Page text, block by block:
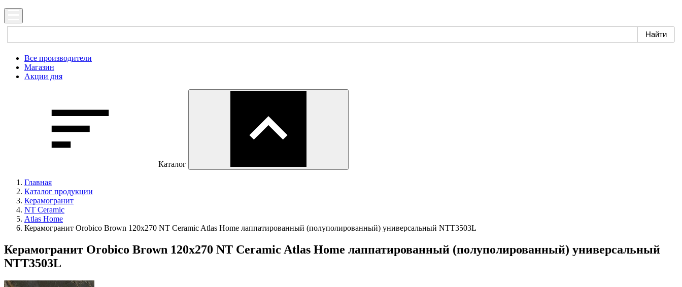
Все производители
Магазин
Акции дня
Каталог
Главная
Каталог продукции
Керамогранит
NT Ceramic
Atlas Home
Керамогранит Orobico Brown 120х270 NT Ceramic Atlas Home лаппатированный (полуполированный) универсальный NTT3503L
Керамогранит Orobico Brown 120х270 NT Ceramic Atlas Home лаппатированный (полуполированный) универсальный
NTT3503L